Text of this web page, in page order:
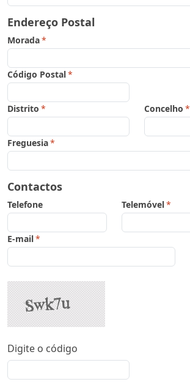
Endereço Postal
Morada*
Código Postal*
Distrito * Concelho *
Freguesia*
Contactos
Telefone Telemóvel*
E-mail*
Digite o código